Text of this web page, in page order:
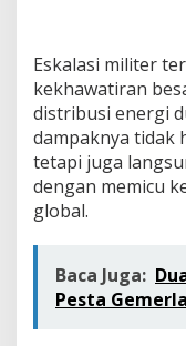
Eskalasi militer
kekhawatiran
distribusi energi
dampaknya tidak
tetapi juga
dengan memicu
global.
Baca Juga:
Pesta